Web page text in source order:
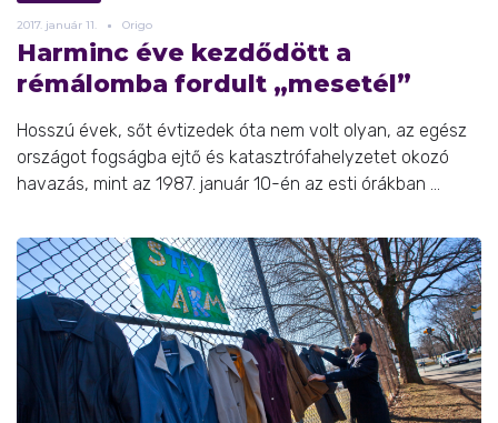
2017. január 11. Origo
Harminc éve kezdődött a
rémálomba fordult „mesetél”
Hosszú évek, sőt évtizedek óta nem volt olyan, az egész
országot fogságba ejtő és katasztrófahelyzetet okozó
havazás, mint az 1987. január 10-én az esti órákban ...